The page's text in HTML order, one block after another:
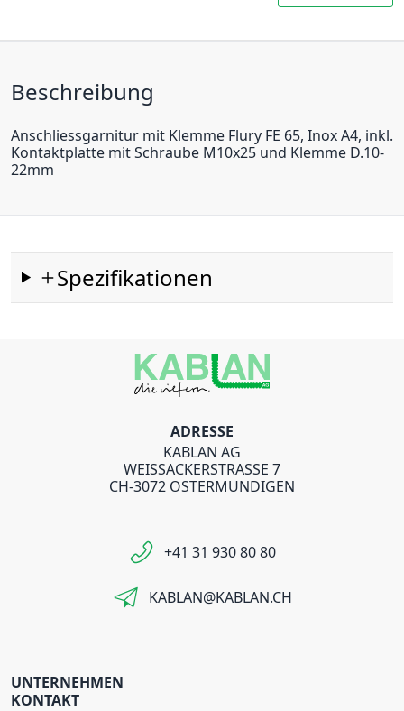
Beschreibung
Anschliessgarnitur mit Klemme Flury FE 65, Inox A4, inkl.
Kontaktplatte mit Schraube M10x25 und Klemme D.10-
22mm
Spezifikationen
ADRESSE
KABLAN AG
WEISSACKERSTRASSE 7
CH-3072 OSTERMUNDIGEN
+41 31 930 80 80
KABLAN@KABLAN.CH
UNTERNEHMEN
KONTAKT